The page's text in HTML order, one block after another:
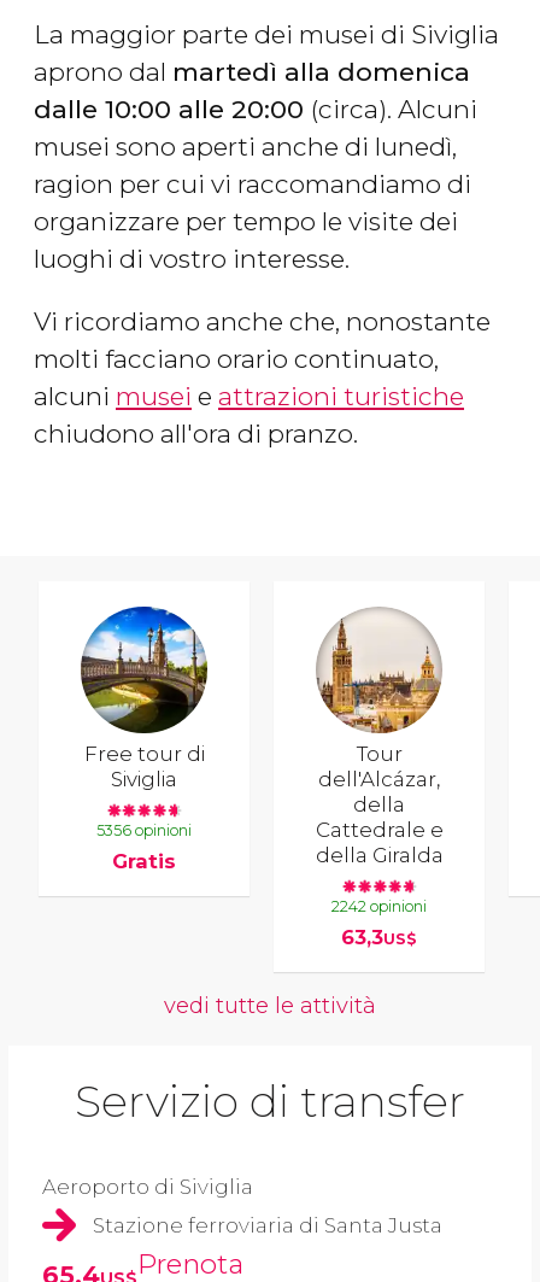
La maggior parte dei musei di Siviglia
aprono dal martedì alla domenica
dalle 10:00 alle 20:00 (circa). Alcuni
musei sono aperti anche di lunedì,
ragion per cui vi raccomandiamo di
organizzare per tempo le visite dei
luoghi di vostro interesse.
Vi ricordiamo anche che, nonostante
molti facciano orario continuato,
alcuni musei e attrazioni turistiche
chiudono all'ora di pranzo.
Free tour di
Siviglia
5356 opinioni
Gratis
Tour
dell'Alcázar,
della
Cattedrale e
della Giralda
2242 opinioni
63,3US$
vedi tutte le attività
Servizio di transfer
Aeroporto di Siviglia
Stazione ferroviaria di Santa Justa
65,4 Prenota